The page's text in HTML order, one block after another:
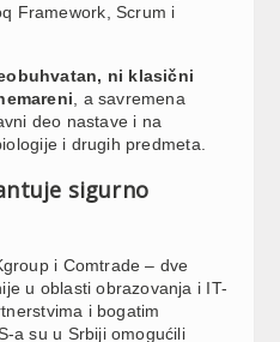
Framework, Scrum i
ni klasični
, a savremena
deo nastave i na
i drugih predmeta.
sigurno
i Comtrade – dve
u oblasti obrazovanja i IT-
i bogatim
a su u Srbiji omogućili